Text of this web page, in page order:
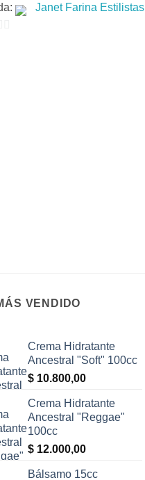
Janet Farina Estilistas
VENDIDO
Crema Hidratante
Ancestral "Soft" 100cc
$ 10.800,00
Crema Hidratante
Ancestral "Reggae"
100cc
$ 12.000,00
Bálsamo 15cc